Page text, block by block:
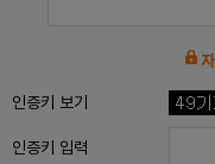
인증키 보기
인증키 입력